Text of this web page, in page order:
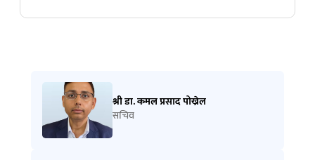
श्री डा. कमल प्रसाद पोख्रेल
सचिव